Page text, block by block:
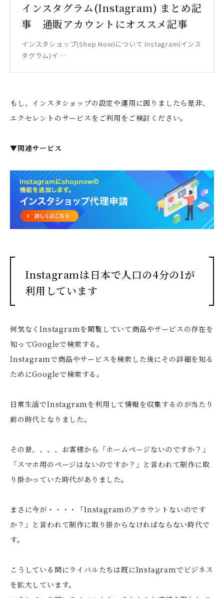
インスタグラム(Instagram) まとめ記
事 通販アカウントにオススメ記事
インスタショップ(Shop Now)について Instagram(インス
タグラム)イ…
もし、インスタショップの設定や運用に困りましたら是非、
エクセレントのサービスをご利用をご検討ください。
▼関連サービス
Instagramは日本で人口の4分の1が
利用しています
何気なくInstagramを閲覧していて商品やサービスの存在を
知ってGoogleで検索する。
Instagramで商品やサービスを検索した後にその詳細を知る
ためにGoogleで検索する。
日常生活でInstagramを利用して情報を収集するのが当たり
前の時代となりました。
その昔、、、、お客様から「ホームぺージないのですか？」
「スマホ用のページはないのですか？」と言われて制作に取
り掛かっていた時代がありました。
まさに今が・・・・「Instagramのアカウントないのです
か？」と言われて制作に取り掛からなければならない時代で
す。
こうしている間にライバルたちは既にInstagramでビジネス
を拡大しています。